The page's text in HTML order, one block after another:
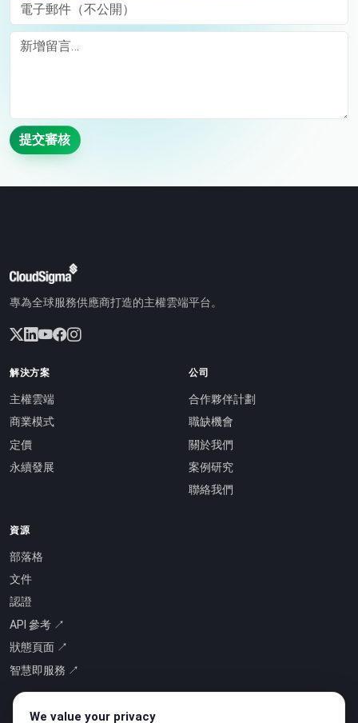
Comment
提交審核
專為全球服務供應商打造的主權雲端平台。
解決方案
主權雲端
商業模式
定價
永續發展
公司
合作夥伴計劃
職缺機會
關於我們
案例研究
聯絡我們
資源
部落格
文件
認證
API 參考 ↗
狀態頁面 ↗
智慧即服務 ↗
We value your privacy